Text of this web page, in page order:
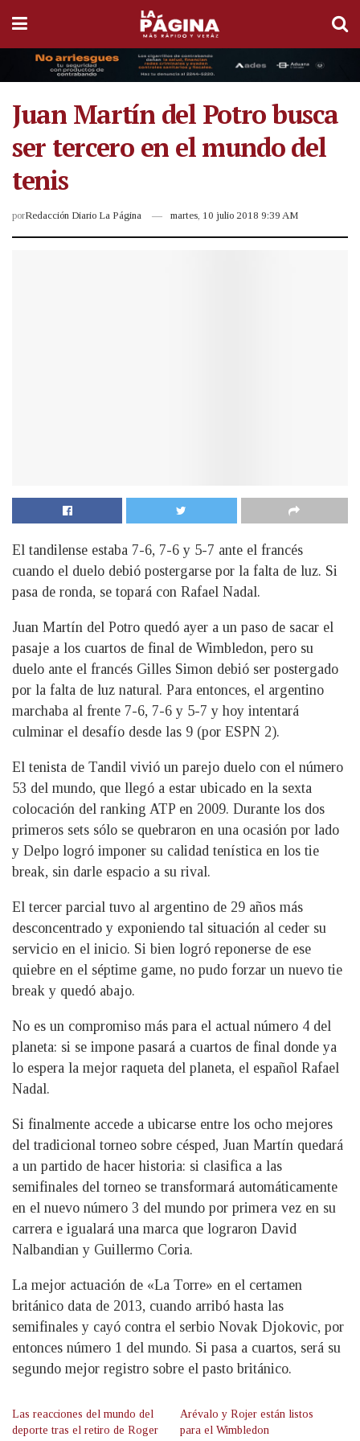
Juan Martín del Potro busca
ser tercero en el mundo del
tenis
porRedacción Diario La Página martes, 10 julio 2018 9:39 AM
El tandilense estaba 7-6, 7-6 y 5-7 ante el francés
cuando el duelo debió postergarse por la falta de luz. Si
pasa de ronda, se topará con Rafael Nadal.
Juan Martín del Potro quedó ayer a un paso de sacar el
pasaje a los cuartos de final de Wimbledon, pero su
duelo ante el francés Gilles Simon debió ser postergado
por la falta de luz natural. Para entonces, el argentino
marchaba al frente 7-6, 7-6 y 5-7 y hoy intentará
culminar el desafío desde las 9 (por ESPN 2).
El tenista de Tandil vivió un parejo duelo con el número
53 del mundo, que llegó a estar ubicado en la sexta
colocación del ranking ATP en 2009. Durante los dos
primeros sets sólo se quebraron en una ocasión por lado
y Delpo logró imponer su calidad tenística en los tie
break, sin darle espacio a su rival.
El tercer parcial tuvo al argentino de 29 años más
desconcentrado y exponiendo tal situación al ceder su
servicio en el inicio. Si bien logró reponerse de ese
quiebre en el séptime game, no pudo forzar un nuevo tie
break y quedó abajo.
No es un compromiso más para el actual número 4 del
planeta: si se impone pasará a cuartos de final donde ya
lo espera la mejor raqueta del planeta, el español Rafael
Nadal.
Si finalmente accede a ubicarse entre los ocho mejores
del tradicional torneo sobre césped, Juan Martín quedará
a un partido de hacer historia: si clasifica a las
semifinales del torneo se transformará automáticamente
en el nuevo número 3 del mundo por primera vez en su
carrera e igualará una marca que lograron David
Nalbandian y Guillermo Coria.
La mejor actuación de «La Torre» en el certamen
británico data de 2013, cuando arribó hasta las
semifinales y cayó contra el serbio Novak Djokovic, por
entonces número 1 del mundo. Si pasa a cuartos, será su
segundo mejor registro sobre el pasto británico.
Las reacciones del mundo del
deporte tras el retiro de Roger
Arévalo y Rojer están listos
para el Wimbledon